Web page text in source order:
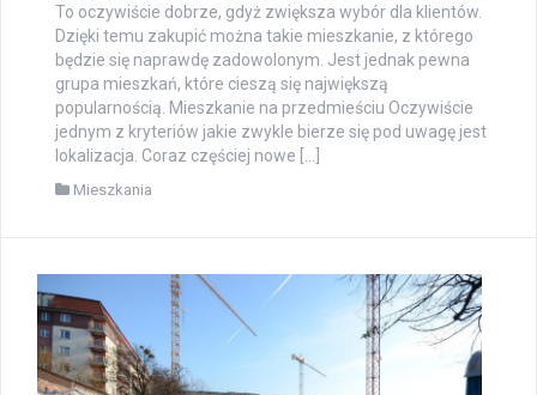
To oczywiście dobrze, gdyż zwiększa wybór dla klientów.
Dzięki temu zakupić można takie mieszkanie, z którego
będzie się naprawdę zadowolonym. Jest jednak pewna
grupa mieszkań, które cieszą się największą
popularnością. Mieszkanie na przedmieściu Oczywiście
jednym z kryteriów jakie zwykle bierze się pod uwagę jest
lokalizacja. Coraz częściej nowe […]
Mieszkania